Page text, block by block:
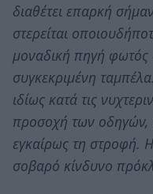
διαθέτει επαρκή
στερείται
μοναδική πηγή φωτός
συγκεκριμένη
ιδίως κατά τις
προσοχή των οδηγών,
εγκαίρως τη στροφή.
σοβαρό κίνδυνο